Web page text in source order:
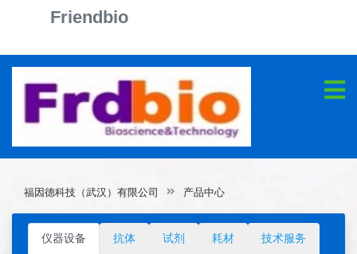
Friendbio
福因德科技（武汉）有限公司 产品中心
仪器设备 抗体 试剂 耗材 技术服务